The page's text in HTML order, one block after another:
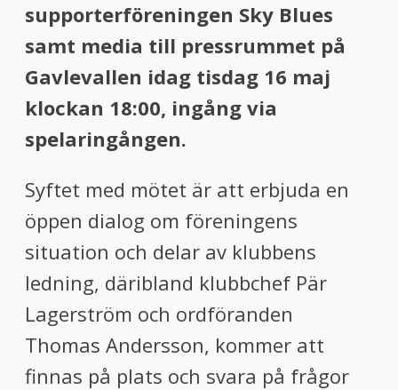
supporterföreningen Sky Blues
samt media till pressrummet på
Gavlevallen idag tisdag 16 maj
klockan 18:00, ingång via
spelaringången.
Syftet med mötet är att erbjuda en
öppen dialog om föreningens
situation och delar av klubbens
ledning, däribland klubbchef Pär
Lagerström och ordföranden
Thomas Andersson, kommer att
finnas på plats och svara på frågor